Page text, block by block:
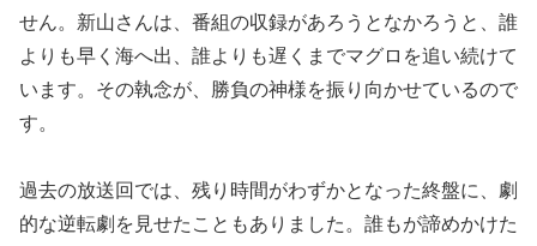
せん。新山さんは、番組の収録があろうとなかろうと、誰
よりも早く海へ出、誰よりも遅くまでマグロを追い続けて
います。その執念が、勝負の神様を振り向かせているので
す。
過去の放送回では、残り時間がわずかとなった終盤に、劇
的な逆転劇を見せたこともありました。誰もが諦めかけた